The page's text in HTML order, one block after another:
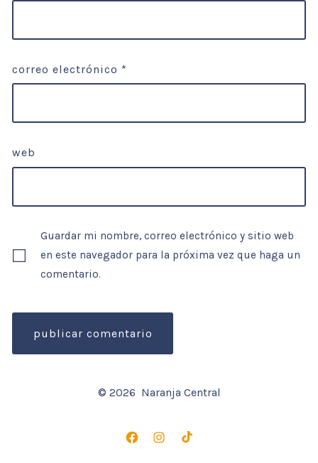
correo electrónico *
web
Guardar mi nombre, correo electrónico y sitio web
en este navegador para la próxima vez que haga un
comentario.
AbrirAbrirAbrir
© 2026 Naranja Central